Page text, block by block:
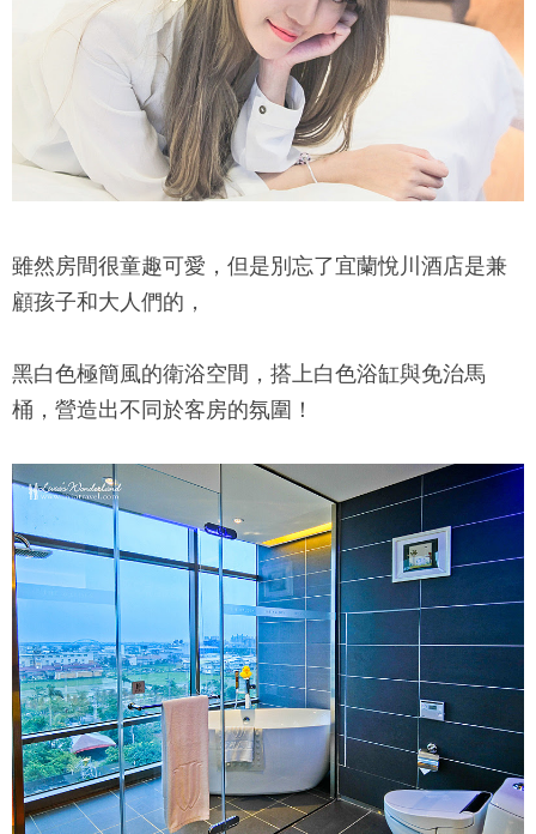
雖然房間很童趣可愛，但是別忘了宜蘭悅川酒店是兼
顧孩子和大人們的，
黑白色極簡風的衛浴空間，搭上白色浴缸與免治馬
桶，營造出不同於客房的氛圍！